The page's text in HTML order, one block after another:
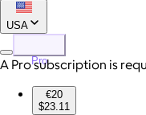
USA
Pro
A Pro subscription is
€20
$23.11